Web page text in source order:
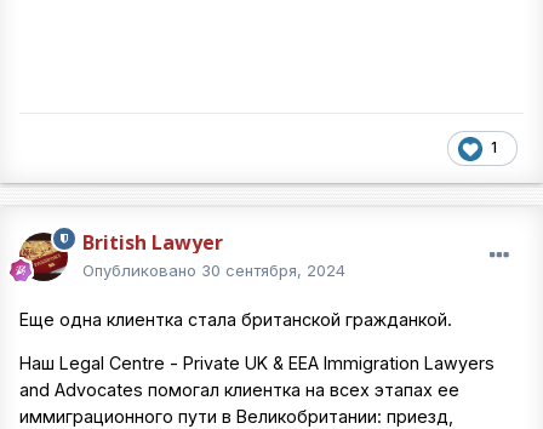
1
British Lawyer
Опубликовано 30 сентября, 2024
Еще одна клиентка стала британской гражданкой.
Наш Legal Centre - Private UK & EEA Immigration Lawyers
and Advocates помогал клиентка на всех этапах ее
иммиграционного пути в Великобритании: приезд,